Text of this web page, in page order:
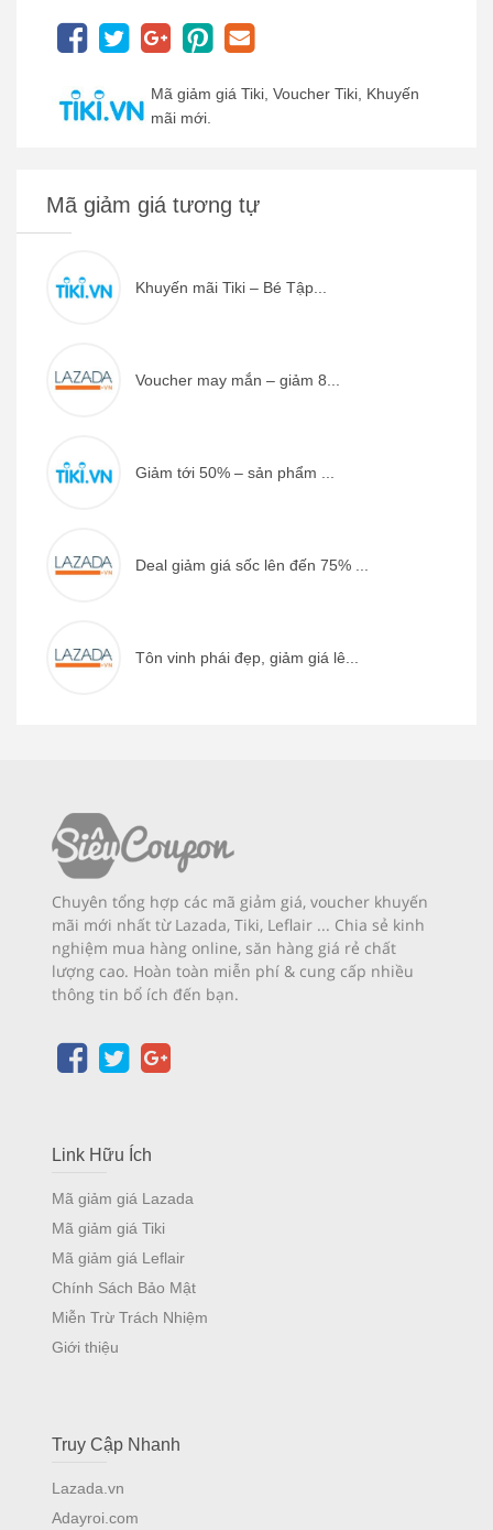
Mã giảm giá Tiki, Voucher Tiki, Khuyến
mãi mới.
Mã giảm giá tương tự
Khuyến mãi Tiki – Bé Tập...
Voucher may mắn – giảm 8...
Giảm tới 50% – sản phẩm ...
Deal giảm giá sốc lên đến 75% ...
Tôn vinh phái đẹp, giảm giá lê...
Chuyên tổng hợp các mã giảm giá, voucher khuyến
mãi mới nhất từ Lazada, Tiki, Leflair ... Chia sẻ kinh
nghiệm mua hàng online, săn hàng giá rẻ chất
lượng cao. Hoàn toàn miễn phí & cung cấp nhiều
thông tin bổ ích đến bạn.
Link Hữu Ích
Mã giảm giá Lazada
Mã giảm giá Tiki
Mã giảm giá Leflair
Chính Sách Bảo Mật
Miễn Trừ Trách Nhiệm
Giới thiệu
Truy Cập Nhanh
Lazada.vn
Adayroi.com